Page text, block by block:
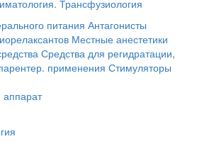
Трансфузиология
питания Антагонисты
Местные анестетики
Средства для регидратации,
применения Стимуляторы